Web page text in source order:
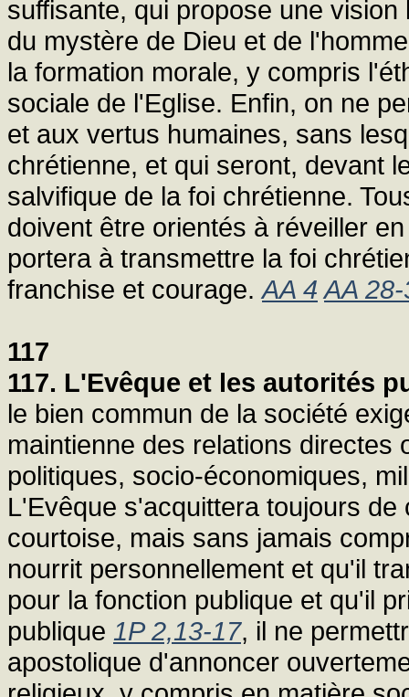
suffisante, qui propose une
du mystère de Dieu et de
la formation morale, y compris
sociale de l'Eglise. Enfin, on ne
et aux vertus humaines, sans
chrétienne, et qui seront, devant
salvifique de la foi chrétienne.
doivent être orientés à réveiller
portera à transmettre la foi
franchise et courage.AA 4 AA
117
117. L'Evêque et les autorités
le bien commun de la société
maintienne des relations
politiques, socio-économiques,
L'Evêque s'acquittera toujours
courtoise, mais sans jamais
nourrit personnellement et qu'il
pour la fonction publique et qu'il
publique 1P 2,13-17, il ne
apostolique d'annoncer